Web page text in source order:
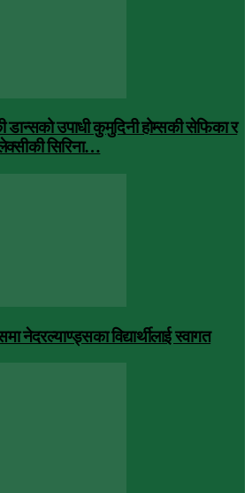
डान्सको उपाधी कुमुदिनी होम्सकी सेफिका र
सिरिना…
नेदरल्याण्ड्सका विद्यार्थीलाई स्वागत